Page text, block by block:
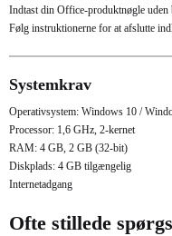
Indtast din Office-produktnøgle uden
Følg instruktionerne for at afslutte
Systemkrav
Operativsystem: Windows 10 /
Processor: 1,6 GHz, 2-kernet
RAM: 4 GB, 2 GB (32-bit)
Diskplads: 4 GB tilgængelig
Internetadgang
Ofte stillede